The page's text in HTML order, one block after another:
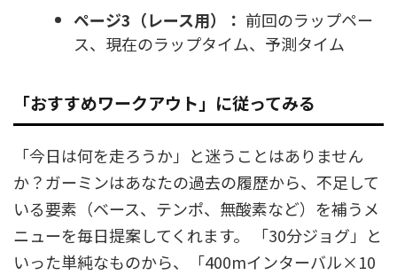
ページ3（レース用）： 前回のラップペー
ス、現在のラップタイム、予測タイム
「おすすめワークアウト」に従ってみる
「今日は何を走ろうか」と迷うことはありません
か？ガーミンはあなたの過去の履歴から、不足して
いる要素（ベース、テンポ、無酸素など）を補うメ
ニューを毎日提案してくれます。 「30分ジョグ」と
いった単純なものから、「400mインターバル×10